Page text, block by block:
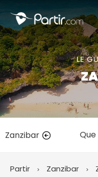
LE
Zanzibar
Partir Zanzibar
📍 Destinations populaires
☀️ Où partir par mois
Juillet
Août